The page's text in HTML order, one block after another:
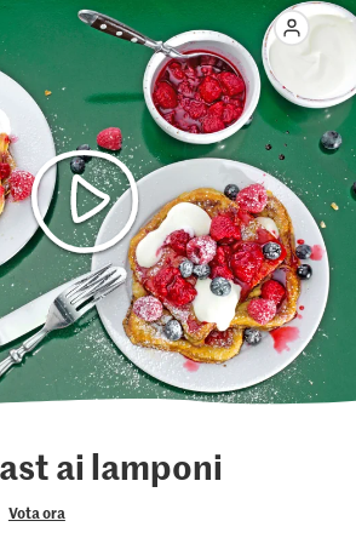
ai lamponi
Vota ora